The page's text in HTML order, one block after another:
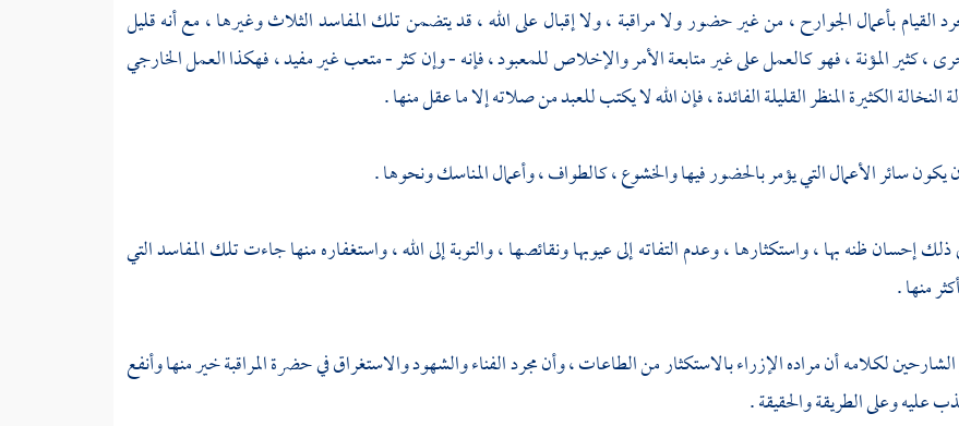
القيام بأعمال الجوارح ، من غير حضور ولا مراقبة ، ولا إقبال على الله ، قد يتضمن تلك المفاسد الثلاث وغيرها ، مع أنه قليل
، كثير المؤنة ، فهو كالعمل على غير متابعة الأمر والإخلاص للمعبود ، فإنه - وإن كثر - متعب غير مفيد ، فهكذا العمل الخارجي
الكثيرة المنظر القليلة الفائدة ، فإن الله لا يكتب للعبد من صلاته إلا ما عقل منها .
يكون سائر الأعمال التي يؤمر بالحضور فيها والخشوع ، كالطواف ، وأعمال المناسك ونحوها .
إحسان ظنه بها ، واستكثارها ، وعدم التفاته إلى عيوبها ونقائصها ، والتوبة إلى الله ، واستغفاره منها جاءت تلك المفاسد التي
منها .
لكلامه أن مراده الإزراء بالاستكثار من الطاعات ، وأن مجرد الفناء والشهود والاستغراق في حضرة المراقبة خير منها وأنفع
عليه وعلى الطريقة والحقيقة .